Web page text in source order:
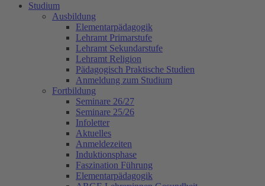
Studium
Ausbildung
Elementarpädagogik
Lehramt Primarstufe
Lehramt Sekundarstufe
Lehramt Religion
Pädagogisch Praktische Studien
Anmeldung zum Studium
Fortbildung
Seminare 26/27
Seminare 25/26
Infoletter
Aktuelles
Anmeldezeiten
Induktionsphase
Faszination Führung
Elementarpädagogik